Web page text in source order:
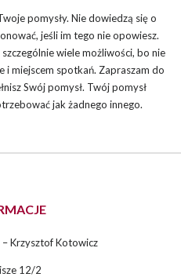
pomysły. Nie dowiedzą się o
jeśli im tego nie opowiesz.
wiele możliwości, bo nie
i miejscem spotkań. Zapraszam do
Swój pomysł. Twój pomysł
jak żadnego innego.
Krzysztof Kotowicz
12/2